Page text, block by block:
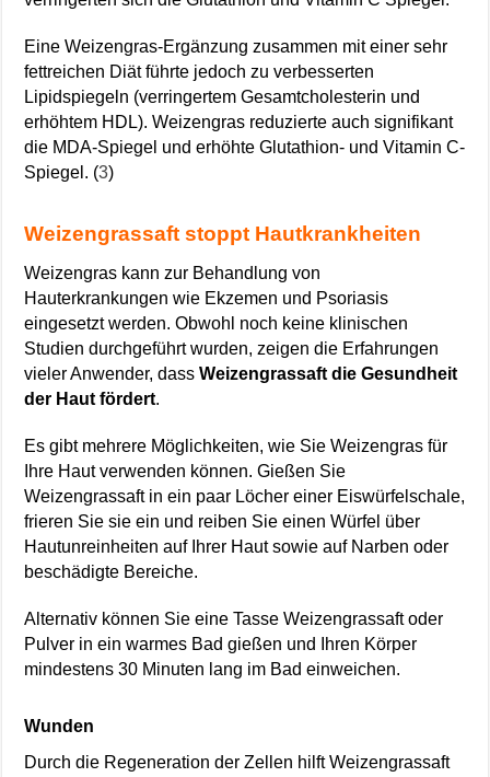
Eine Weizengras-Ergänzung zusammen mit einer sehr
fettreichen Diät führte jedoch zu verbesserten
Lipidspiegeln (verringertem Gesamtcholesterin und
erhöhtem HDL). Weizengras reduzierte auch signifikant
die MDA-Spiegel und erhöhte Glutathion- und Vitamin C-
Spiegel. (3)
Weizengrassaft stoppt Hautkrankheiten
Weizengras kann zur Behandlung von
Hauterkrankungen wie Ekzemen und Psoriasis
eingesetzt werden. Obwohl noch keine klinischen
Studien durchgeführt wurden, zeigen die Erfahrungen
vieler Anwender, dassWeizengrassaft die Gesundheit
der Haut fördert.
Es gibt mehrere Möglichkeiten, wie Sie Weizengras für
Ihre Haut verwenden können. Gießen Sie
Weizengrassaft in ein paar Löcher einer Eiswürfelschale,
frieren Sie sie ein und reiben Sie einen Würfel über
Hautunreinheiten auf Ihrer Haut sowie auf Narben oder
beschädigte Bereiche.
Alternativ können Sie eine Tasse Weizengrassaft oder
Pulver in ein warmes Bad gießen und Ihren Körper
mindestens 30 Minuten lang im Bad einweichen.
Wunden
Durch die Regeneration der Zellen hilft Weizengrassaft